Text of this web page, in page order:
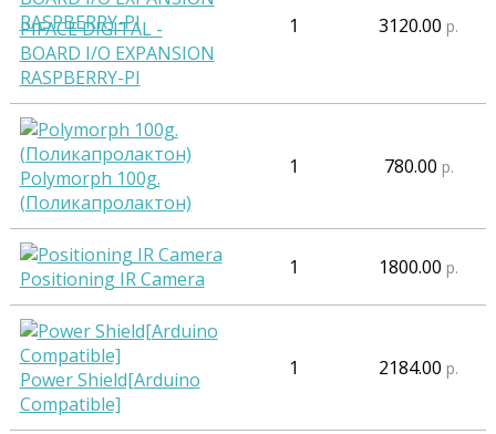
PIFACE DIGITAL -
BOARD I/O EXPANSION
RASPBERRY-PI
1 3120.00 р.
Polymorph 100g.
(Поликапролактон)
1 780.00 р.
Positioning IR Camera 1 1800.00 р.
Power Shield[Arduino
Compatible]
1 2184.00 р.